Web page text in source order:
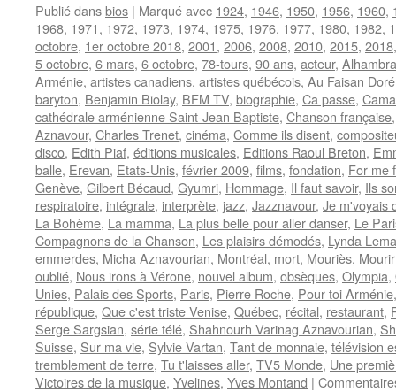
Publié dansbios | Marqué avec 1924, 1946, 1950, 1956, 1960,
1968, 1971, 1972, 1973, 1974, 1975, 1976, 1977, 1980, 1982,
octobre, 1er octobre 2018, 2001, 2006, 2008, 2010, 2015, 2018
5 octobre, 6 mars, 6 octobre, 78-tours, 90 ans, acteur,
Arménie, artistes canadiens, artistes québécois, Au Faisan Doré
baryton, Benjamin Biolay, BFM TV, biographie, Ca passe,
cathédrale arménienne Saint-Jean Baptiste, Chanson française
Aznavour, Charles Trenet, cinéma, Comme ils disent,
disco, Edith Piaf, éditions musicales, Editions Raoul Breton,
balle, Erevan, Etats-Unis, février 2009, films, fondation, For me
Genève, Gilbert Bécaud, Gyumri, Hommage, Il faut savoir, Ils
respiratoire, intégrale, interprète, jazz, Jazznavour, Je m'voyais
La Bohème, La mamma, La plus belle pour aller danser, Le
Compagnons de la Chanson, Les plaisirs démodés, Lynda
emmerdes, Micha Aznavourian, Montréal, mort, Mouriès,
oublié, Nous irons à Vérone, nouvel album, obsèques, Olympia,
Unies, Palais des Sports, Paris, Pierre Roche, Pour toi Arménie
république, Que c'est triste Venise, Québec, récital, restaurant,
Serge Sargsian, série télé, Shahnourh Varinag Aznavourian,
Suisse, Sur ma vie, Sylvie Vartan, Tant de monnaie, télévision
tremblement de terre, Tu t'laisses aller, TV5 Monde, Une
Victoires de la musique, Yvelines, Yves Montand |